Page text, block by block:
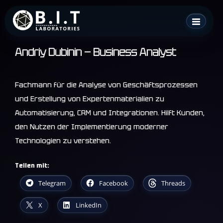
Andriy Dubinin — Business Analyst
Fachmann für die Analyse von Geschäftsprozessen
und Erstellung von Expertenmaterialien zu
Automatisierung, CRM und Integrationen. Hilft Kunden,
den Nutzen der Implementierung moderner
Technologien zu verstehen.
Teilen mit:
Telegram Facebook Threads
X LinkedIn